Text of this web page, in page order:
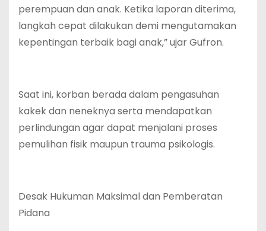
perempuan dan anak. Ketika laporan diterima,
langkah cepat dilakukan demi mengutamakan
kepentingan terbaik bagi anak,” ujar Gufron.
Saat ini, korban berada dalam pengasuhan
kakek dan neneknya serta mendapatkan
perlindungan agar dapat menjalani proses
pemulihan fisik maupun trauma psikologis.
Desak Hukuman Maksimal dan Pemberatan
Pidana